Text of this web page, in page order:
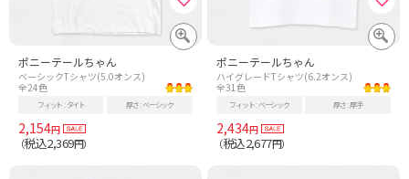
ポニーテールちゃん
ベーシックTシャツ(5.0オンス)
全24色
フィット タイト 厚さ ベーシック
2,154円
（税込2,369円）
ポニーテールちゃん
ハイグレードTシャツ(6.2オンス)
全31色
フィット ベーシック 厚さ 厚手
2,434円
（税込2,677円）